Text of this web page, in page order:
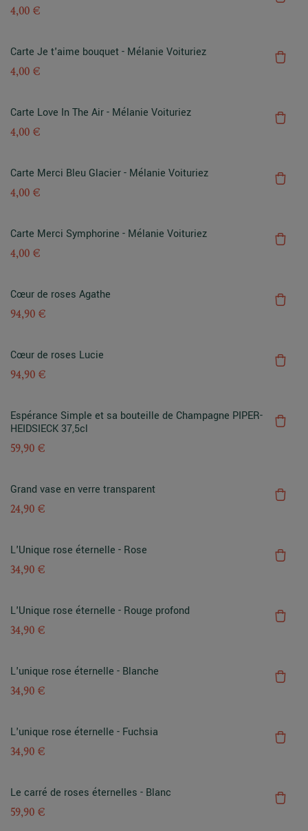
4,00 €
Carte Je t'aime bouquet - Mélanie Voituriez
4,00 €
Carte Love In The Air - Mélanie Voituriez
4,00 €
Carte Merci Bleu Glacier - Mélanie Voituriez
4,00 €
Carte Merci Symphorine - Mélanie Voituriez
4,00 €
Cœur de roses Agathe
94,90 €
Cœur de roses Lucie
94,90 €
Espérance Simple et sa bouteille de Champagne PIPER-
HEIDSIECK 37,5cl
59,90 €
Grand vase en verre transparent
24,90 €
L'Unique rose éternelle - Rose
34,90 €
L'Unique rose éternelle - Rouge profond
34,90 €
L'unique rose éternelle - Blanche
34,90 €
L'unique rose éternelle - Fuchsia
34,90 €
Le carré de roses éternelles - Blanc
59,90 €